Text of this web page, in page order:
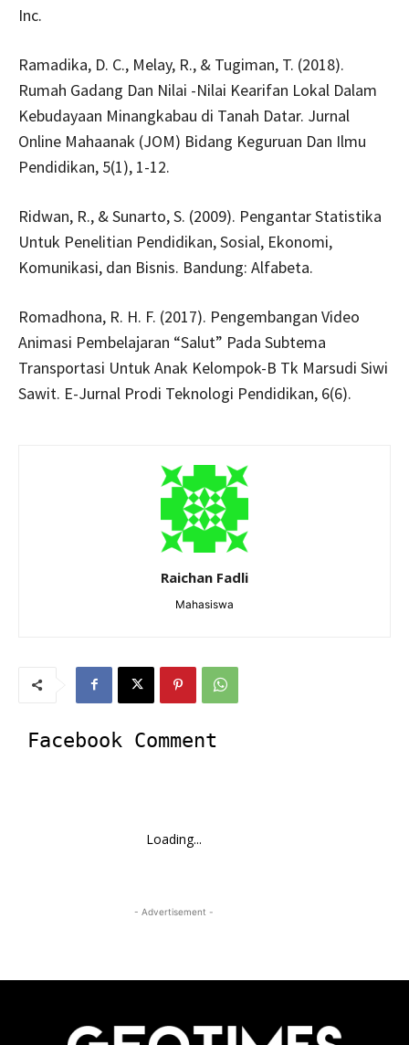
Inc.
Ramadika, D. C., Melay, R., & Tugiman, T. (2018).
Rumah Gadang Dan Nilai -Nilai Kearifan Lokal Dalam
Kebudayaan Minangkabau di Tanah Datar. Jurnal
Online Mahaanak (JOM) Bidang Keguruan Dan Ilmu
Pendidikan, 5(1), 1-12.
Ridwan, R., & Sunarto, S. (2009). Pengantar Statistika
Untuk Penelitian Pendidikan, Sosial, Ekonomi,
Komunikasi, dan Bisnis. Bandung: Alfabeta.
Romadhona, R. H. F. (2017). Pengembangan Video
Animasi Pembelajaran “Salut” Pada Subtema
Transportasi Untuk Anak Kelompok-B Tk Marsudi Siwi
Sawit. E-Jurnal Prodi Teknologi Pendidikan, 6(6).
Raichan Fadli
Mahasiswa
Facebook Comment
Loading...
- Advertisement -